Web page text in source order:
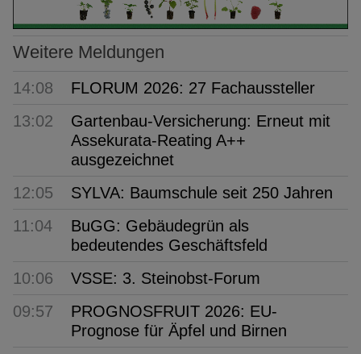
Weitere Meldungen
14:08
FLORUM 2026: 27 Fachaussteller
13:02
Gartenbau-Versicherung: Erneut mit
Assekurata-Reating A++
ausgezeichnet
12:05
SYLVA: Baumschule seit 250 Jahren
11:04
BuGG: Gebäudegrün als
bedeutendes Geschäftsfeld
10:06
VSSE: 3. Steinobst-Forum
09:57
PROGNOSFRUIT 2026: EU-
Prognose für Äpfel und Birnen